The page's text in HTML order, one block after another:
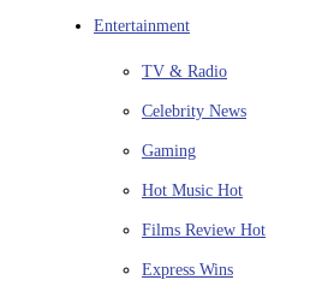
Entertainment
TV & Radio
Celebrity News
Gaming
Hot Music Hot
Films Review Hot
Express Wins